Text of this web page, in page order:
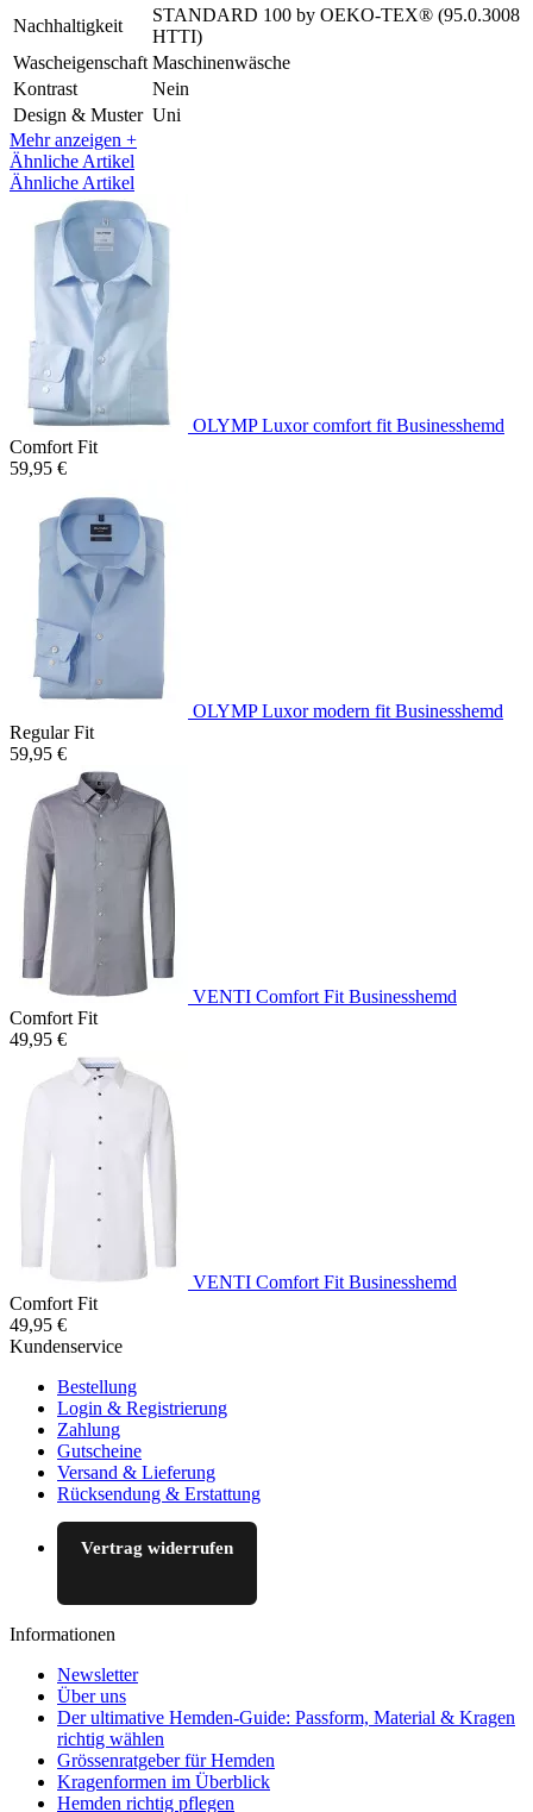
Nachhaltigkeit
STANDARD 100 by OEKO-TEX® (95.0.3008
HTTI)
Wascheigenschaft Maschinenwäsche
Kontrast
Nein
Design & Muster Uni
Mehr anzeigen +
Ähnliche Artikel
Ähnliche Artikel
OLYMP Luxor comfort fit Businesshemd
Comfort Fit
59,95 €
OLYMP Luxor modern fit Businesshemd
Regular Fit
59,95 €
VENTI Comfort Fit Businesshemd
Comfort Fit
49,95 €
VENTI Comfort Fit Businesshemd
Comfort Fit
49,95 €
Kundenservice
Bestellung
Login & Registrierung
Zahlung
Gutscheine
Versand & Lieferung
Rücksendung & Erstattung
Vertrag widerrufen
Informationen
Newsletter
Über uns
Der ultimative Hemden-Guide: Passform, Material & Kragen
richtig wählen
Grössenratgeber für Hemden
Kragenformen im Überblick
Hemden richtig pflegen